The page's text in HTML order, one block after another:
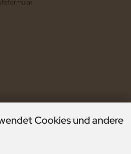
Cookies und andere